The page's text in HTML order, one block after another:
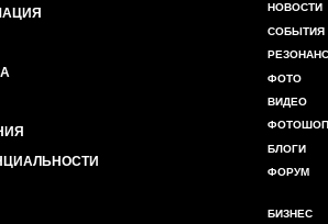
НОВОСТИ
СОБЫТИЯ
РЕЗОНАНС
ФОТО
ВИДЕО
БЛОГИ
ФОРУМ
БИЗНЕС